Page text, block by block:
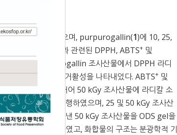
본 연구를 수행하였으며, purpurogallin(1)에 10, 25,
하여 항산화 활성과 관련된 DPPH, ABTS+ 및
로 조사된 purpurogallin 조사산물에서 DPPH 라디
우수한 라디칼 소거활성을 나타내었다. ABTS+ 및
SC
50
값을 나타내어 50 kGy 조사산물에 라디칼 소
해 HPLC 분석을 수행하였으며, 25 및 50 kGy 조사산
수한 활성을 나타낸 50 kGy 조사산물을 ODS gel을
를 분리 및 정제하였고, 화합물의 구조는 분광학적 기